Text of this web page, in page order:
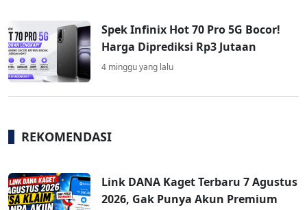
Spek Infinix Hot 70 Pro 5G Bocor!
Harga Diprediksi Rp3 Jutaan
4 minggu yang lalu
REKOMENDASI
Link DANA Kaget Terbaru 7 Agustus
2026, Gak Punya Akun Premium